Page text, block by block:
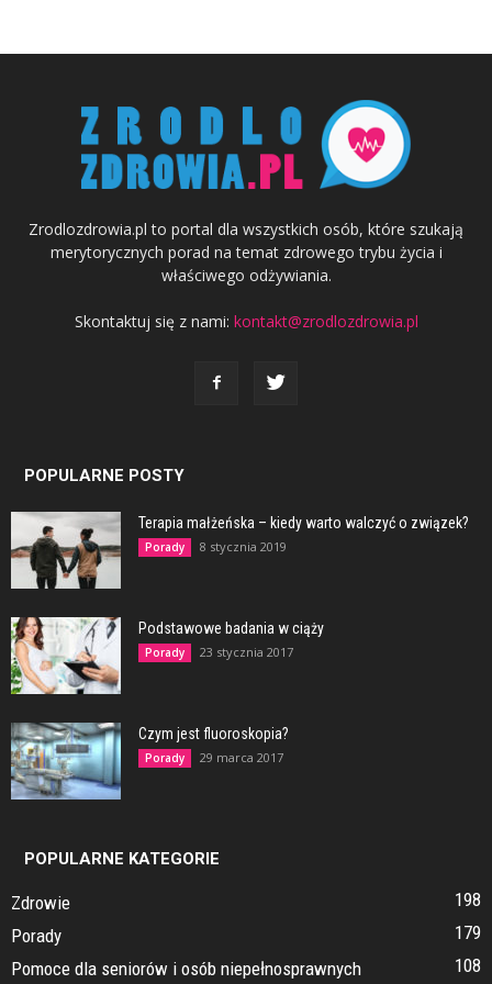
Zrodlozdrowia.pl to portal dla wszystkich osób, które szukają
merytorycznych porad na temat zdrowego trybu życia i
właściwego odżywiania.
Skontaktuj się z nami: kontakt@zrodlozdrowia.pl
POPULARNE POSTY
Terapia małżeńska – kiedy warto walczyć o związek?
Porady 8 stycznia 2019
Podstawowe badania w ciąży
Porady 23 stycznia 2017
Czym jest fluoroskopia?
Porady 29 marca 2017
POPULARNE KATEGORIE
Zdrowie
198
Porady
179
Pomoce dla seniorów i osób niepełnosprawnych
108